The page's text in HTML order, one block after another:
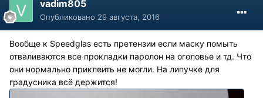
vadim805
Опубликовано 29 августа, 2016
Вообще к Speedglas есть претензии если маску помыть
отваливаются все прокладки паролон на оголовье и тд. Что
они нормально приклеить не могли. На липучке для
градусника всё держится!